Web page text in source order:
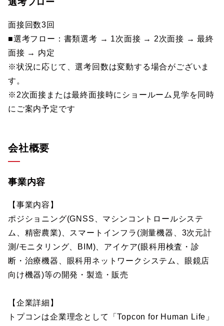
選考フロー
面接回数3回
■選考フロー：書類選考 → 1次面接 → 2次面接 → 最終
面接 → 内定
※状況に応じて、選考回数は変動する場合がございま
す。
※2次面接または最終面接時にショールーム見学を同時
にご案内予定です
会社概要
事業内容
【事業内容】
ポジショニング(GNSS、マシンコントロールシステ
ム、精密農業)、スマートインフラ(測量機器、3次元計
測/モニタリング、BIM)、アイケア(眼科用検査・診
断・治療機器、眼科用ネットワークシステム、眼鏡店
向け機器)等の開発・製造・販売
【企業詳細】
トプコンは企業理念として「Topcon for Human Life」